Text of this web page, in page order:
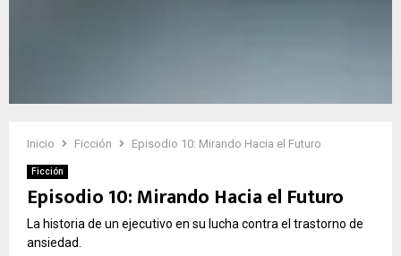
Inicio Ficción Episodio 10: Mirando Hacia el Futuro
Ficción
Episodio 10: Mirando Hacia el Futuro
La historia de un ejecutivo en su lucha contra el trastorno de
ansiedad.